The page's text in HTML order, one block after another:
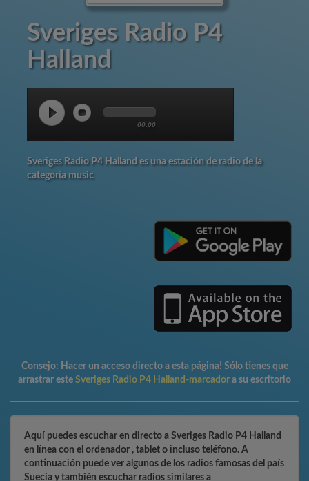
Sveriges Radio P4
Halland
00:00
Sveriges Radio P4 Halland es una estación de radio de la
categoría music
Consejo: Hacer un acceso directo a esta página! Sólo tienes que
arrastrar este Sveriges Radio P4 Halland-marcador a su escritorio
Aquí puedes escuchar en directo a Sveriges Radio P4 Halland
en línea con el ordenador , tablet o incluso teléfono. A
continuación puede ver algunos de los radios famosas del país
Suecia y también escuchar radios similares a